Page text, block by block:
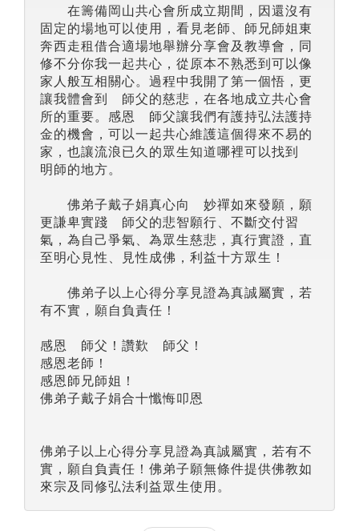
在籌備岡山共心會所成立期間，因還沒有
固定的場地可以使用，看見老師、師兄師姐東
奔西走租借合適場地舉辦分享會及教導會，同
修不分你我一起共心，從原本不熟悉到可以像
家人般互相關心。過程中我開了第一個悟，更
讓我體會到 師父的慈悲，在各地成立共心會
所的重要。感恩 師父讓我們有護持弘法護持
金的機會，可以一起共心維護這個得來不易的
家，也讓流浪已久的眾生知道哪裡可以找到
明師的地方。
佛弟子戴子娟真心向 妙禪如來發願，願
更謙卑實踐 師父的悲智願行、不斷交付習
氣，為自己爭氣、為眾生慈悲，真行實證，直
至明心見性、見性成佛，利益十方眾生！
佛弟子以上心得分享見證為真誠屬實，若
有不實，願自負責任！
感恩 師父！讚歎 師父！
感恩老師！
感恩師兄師姐！
佛弟子戴子娟合十懺悔叩恩
佛弟子以上心得分享見證為真誠屬實，若有不
實，願自負責任！佛弟子願無條件提供佛教如
來宗及同修弘法利益眾生使用。